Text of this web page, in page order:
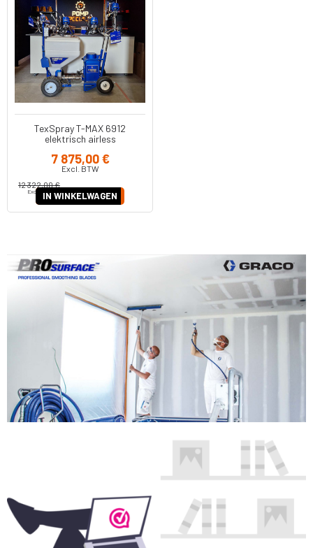
TexSpray T-MAX 6912
elektrisch airless
CEE 17X986
7 875,00 €
Excl. BTW
12 322,00 €
Excl. BTWIN WINKELWAGEN